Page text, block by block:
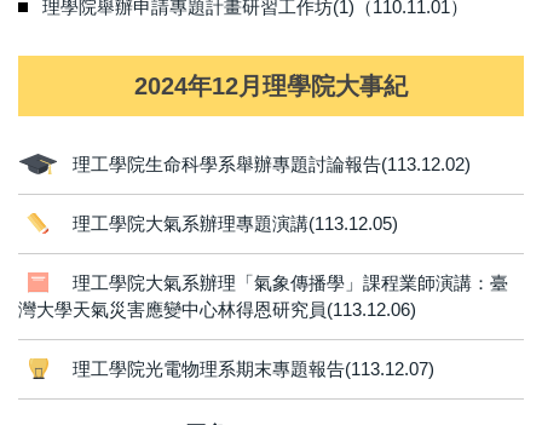
理學院舉辦申請專題計畫研習工作坊(1)（110.11.01）
2024年12月理學院大事紀
理工學院生命科學系舉辦專題討論報告(113.12.02)
理工學院大氣系辦理專題演講(113.12.05)
理工學院大氣系辦理「氣象傳播學」課程 業師演講：臺
灣大學天氣災害應變中心林得恩研究員(113.12.06)
理工學院光電物理系期末專題報告(113.12.07)